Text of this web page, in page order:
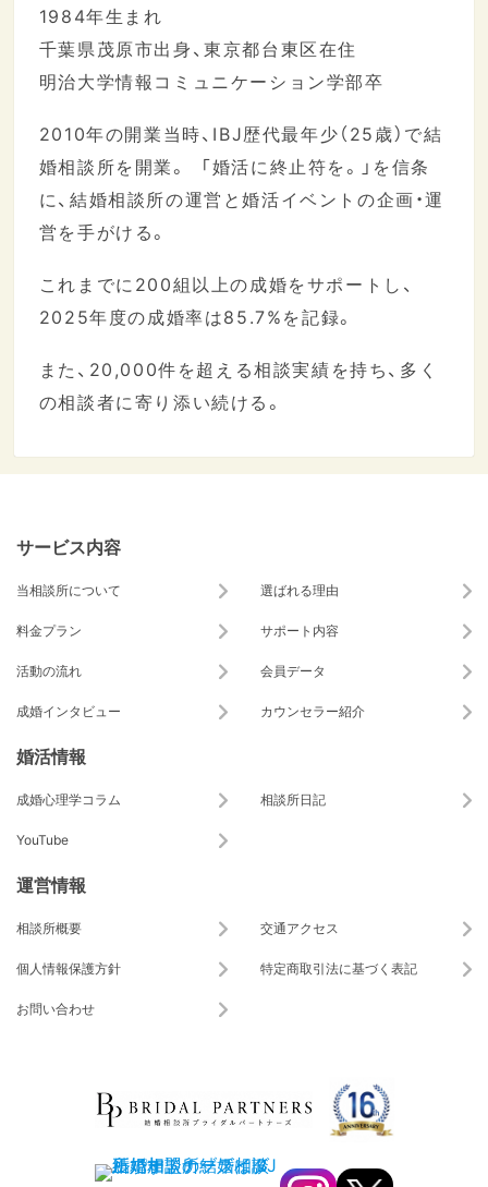
1984年生まれ
千葉県茂原市出身、東京都台東区在住
明治大学情報コミュニケーション学部卒
2010年の開業当時、IBJ歴代最年少（25歳）で結
婚相談所を開業。 「婚活に終止符を。」を信条
に、結婚相談所の運営と婚活イベントの企画・運
営を手がける。
これまでに200組以上の成婚をサポートし、
2025年度の成婚率は85.7%を記録。
また、20,000件を超える相談実績を持ち、多く
の相談者に寄り添い続ける。
サービス内容
当相談所について 選ばれる理由
料金プラン サポート内容
活動の流れ 会員データ
成婚インタビュー カウンセラー紹介
婚活情報
成婚心理学コラム 相談所日記
YouTube
運営情報
相談所概要 交通アクセス
個人情報保護方針 特定商取引法に基づく表記
お問い合わせ